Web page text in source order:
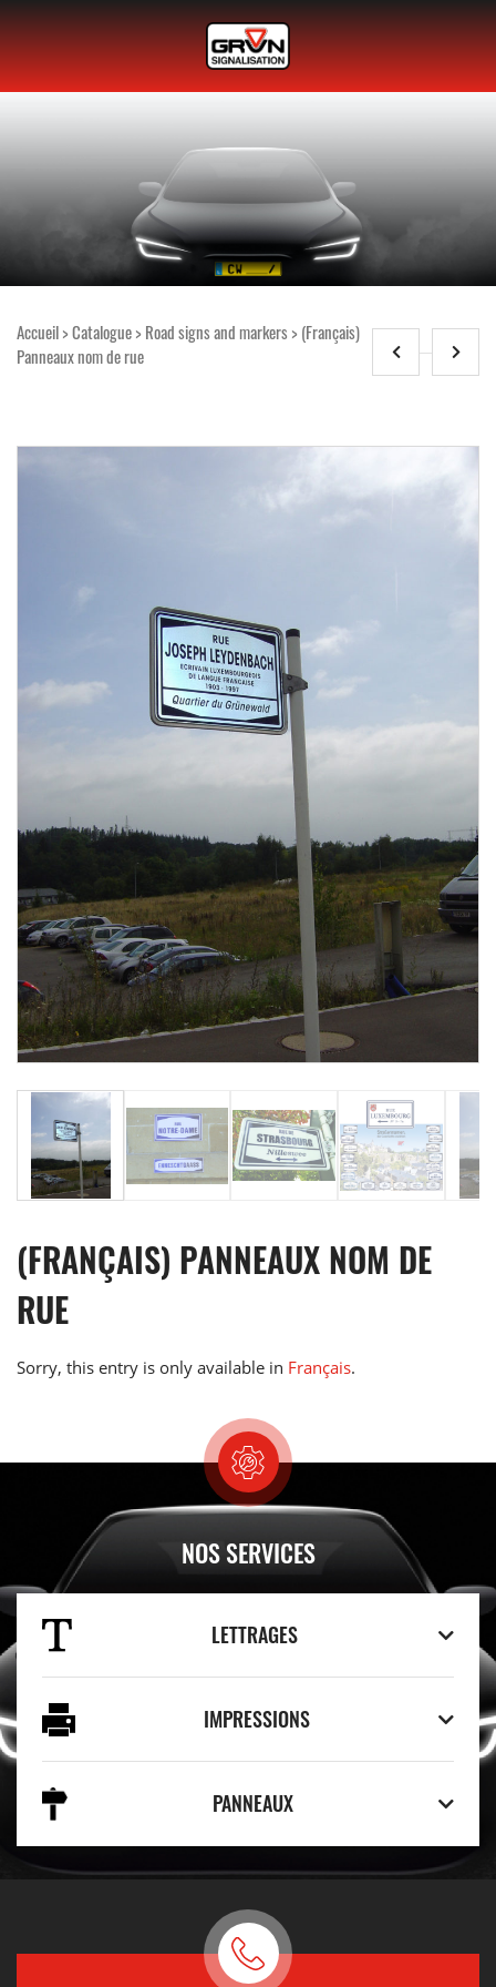
Accueil>Catalogue>Road signs and markers >(Français)
Panneaux nom de rue
(FRANÇAIS) PANNEAUX NOM DE
RUE
Sorry, this entry is only available in Français.
NOS SERVICES
LETTRAGES
IMPRESSIONS
PANNEAUX